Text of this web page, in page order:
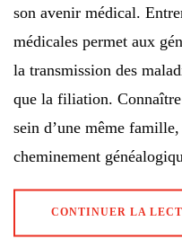
son avenir médical.
médicales permet aux
la transmission des
que la filiation.
sein d’une même
cheminement
CONTINUER LA